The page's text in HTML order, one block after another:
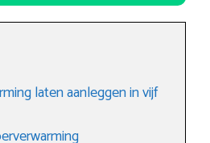
laten aanleggen in vijf